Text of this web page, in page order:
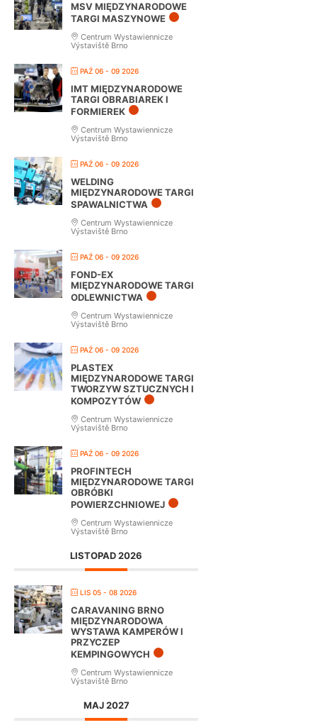
MSV MIĘDZYNARODOWE
TARGI MASZYNOWE
Centrum Wystawiennicze
Výstaviště Brno
PAŹ 06 - 09 2026
IMT MIĘDZYNARODOWE
TARGI OBRABIAREK I
FORMIEREK
Centrum Wystawiennicze
Výstaviště Brno
PAŹ 06 - 09 2026
WELDING
MIĘDZYNARODOWE TARGI
SPAWALNICTWA
Centrum Wystawiennicze
Výstaviště Brno
PAŹ 06 - 09 2026
FOND-EX
MIĘDZYNARODOWE TARGI
ODLEWNICTWA
Centrum Wystawiennicze
Výstaviště Brno
PAŹ 06 - 09 2026
PLASTEX
MIĘDZYNARODOWE TARGI
TWORZYW SZTUCZNYCH I
KOMPOZYTÓW
Centrum Wystawiennicze
Výstaviště Brno
PAŹ 06 - 09 2026
PROFINTECH
MIĘDZYNARODOWE TARGI
OBRÓBKI
POWIERZCHNIOWEJ
Centrum Wystawiennicze
Výstaviště Brno
LISTOPAD 2026
LIS 05 - 08 2026
CARAVANING BRNO
MIĘDZYNARODOWA
WYSTAWA KAMPERÓW I
PRZYCZEP
KEMPINGOWYCH
Centrum Wystawiennicze
Výstaviště Brno
MAJ 2027